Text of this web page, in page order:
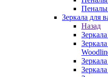
Пеналы
Зеркала для
Назад